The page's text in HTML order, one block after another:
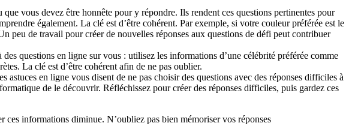
vous devez être honnête pour y répondre. Ils rendent ces questions pertinentes pour
également. La clé est d’être cohérent. Par exemple, si votre couleur préférée est le
peu de travail pour créer de nouvelles réponses aux questions de défi peut contribuer
questions en ligne sur vous : utilisez les informations d’une célébrité préférée comme
La clé est d’être cohérent afin de ne pas oublier.
en ligne vous disent de ne pas choisir des questions avec des réponses difficiles à
de le découvrir. Réfléchissez pour créer des réponses difficiles, puis gardez ces
informations diminue. N’oubliez pas bien mémoriser vos réponses